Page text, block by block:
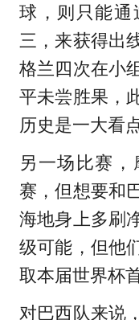
球，则只能通
三，来获得出
格兰四次在小
平未尝胜果，
历史是一大看点
另一场比赛
赛，但想要和
海地身上多刷
级可能，但他
取本届世界杯
对巴西队来说